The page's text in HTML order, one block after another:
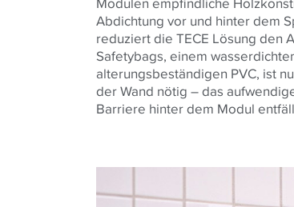
Abdichtung vor und hinter dem
reduziert die TECE Lösung den
Safetybags, einem
alterungsbeständigen PVC, ist
der Wand nötig – das
Barriere hinter dem Modul